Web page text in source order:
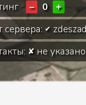
− 0
+
сервера: ✔
✘не указано